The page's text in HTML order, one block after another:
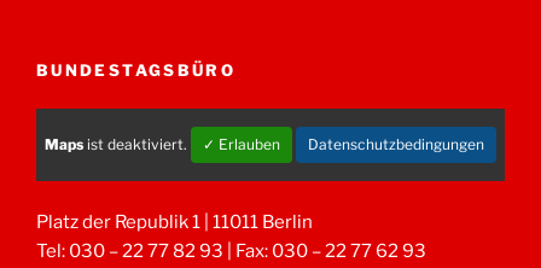
BUNDESTAGSBÜRO
Maps ist deaktiviert. ✓ Erlauben Datenschutzbedingungen
Platz der Republik 1 | 11011 Berlin
Tel: 030 – 22 77 82 93 | Fax: 030 – 22 77 62 93